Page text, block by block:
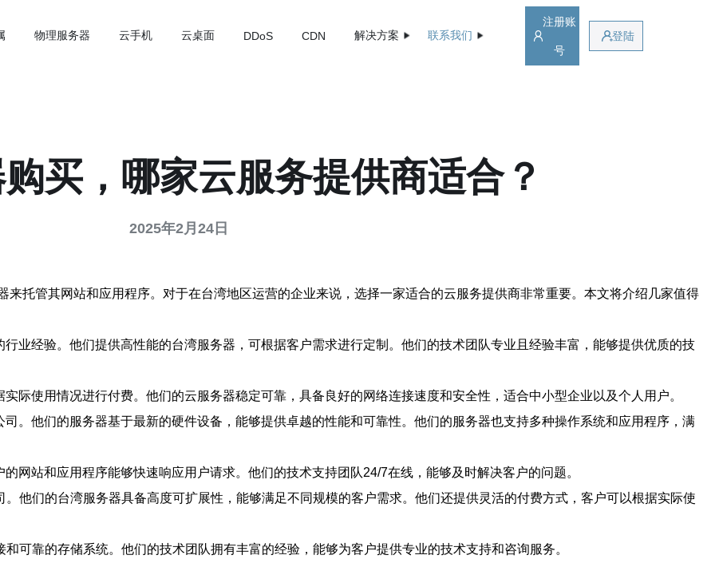
物理服务器 云手机 云桌面 DDoS CDN 解决方案 联系我们
注册账
号
登陆
买，哪家云服务提供商适合？
2025年2月24日
托管其网站和应用程序。对于在台湾地区运营的企业来说，选择一家适合的云服务提供商非常重要。本文将介绍几家值得
业经验。他们提供高性能的台湾服务器，可根据客户需求进行定制。他们的技术团队专业且经验丰富，能够提供优质的技
际使用情况进行付费。他们的云服务器稳定可靠，具备良好的网络连接速度和安全性，适合中小型企业以及个人用户。
。他们的服务器基于最新的硬件设备，能够提供卓越的性能和可靠性。他们的服务器也支持多种操作系统和应用程序，满
网站和应用程序能够快速响应用户请求。他们的技术支持团队24/7在线，能够及时解决客户的问题。
他们的台湾服务器具备高度可扩展性，能够满足不同规模的客户需求。他们还提供灵活的付费方式，客户可以根据实际使
可靠的存储系统。他们的技术团队拥有丰富的经验，能够为客户提供专业的技术支持和咨询服务。